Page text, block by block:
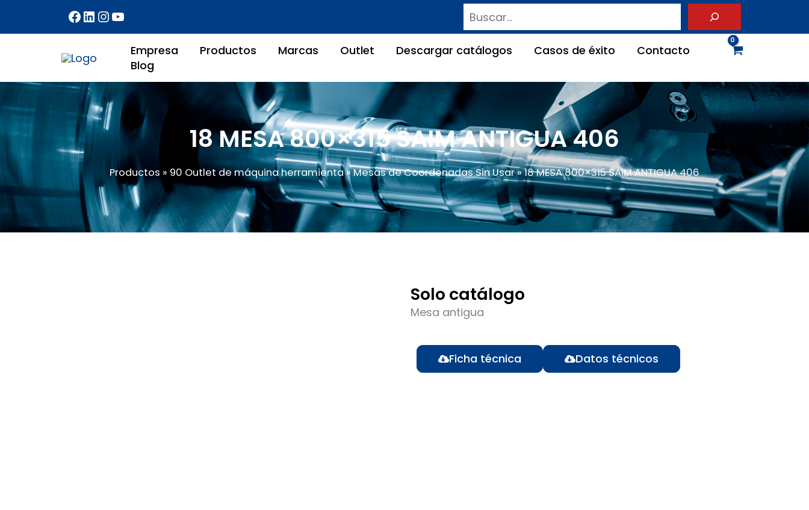
contenido
Buscar
Empresa Productos Marcas Outlet Descargar catálogos Casos de éxito
Contacto
Blog
18 MESA 800×315 SAIM ANTIGUA 406
Productos » 90 Outlet de máquina herramienta»Mesas de Coordenadas Sin Usar» 18 MESA 800×315 SAIM ANTIGUA 406
Solo catálogo
Mesa antigua
Ficha técnica Datos técnicos